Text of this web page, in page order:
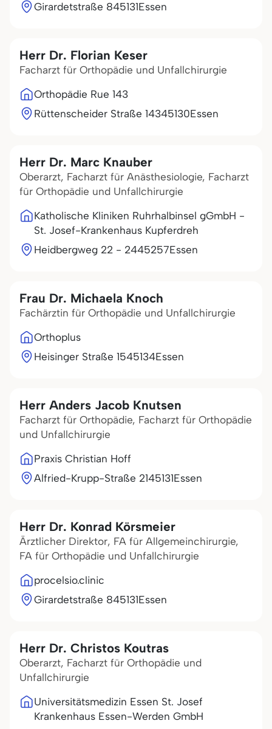
Girardetstraße 845131Essen
Herr Dr. Florian Keser
Facharzt für Orthopädie und Unfallchirurgie
Orthopädie Rue 143
Rüttenscheider Straße 14345130Essen
Herr Dr. Marc Knauber
Oberarzt, Facharzt für Anästhesiologie, Facharzt
für Orthopädie und Unfallchirurgie
Katholische Kliniken Ruhrhalbinsel gGmbH -
St. Josef-Krankenhaus Kupferdreh
Heidbergweg 22 - 2445257Essen
Frau Dr. Michaela Knoch
Fachärztin für Orthopädie und Unfallchirurgie
Orthoplus
Heisinger Straße 1545134Essen
Herr Anders Jacob Knutsen
Facharzt für Orthopädie, Facharzt für Orthopädie
und Unfallchirurgie
Praxis Christian Hoff
Alfried-Krupp-Straße 2145131Essen
Herr Dr. Konrad Körsmeier
Ärztlicher Direktor, FA für Allgemeinchirurgie,
FA für Orthopädie und Unfallchirurgie
procelsio.clinic
Girardetstraße 845131Essen
Herr Dr. Christos Koutras
Oberarzt, Facharzt für Orthopädie und
Unfallchirurgie
Universitätsmedizin Essen St. Josef
Krankenhaus Essen-Werden GmbH